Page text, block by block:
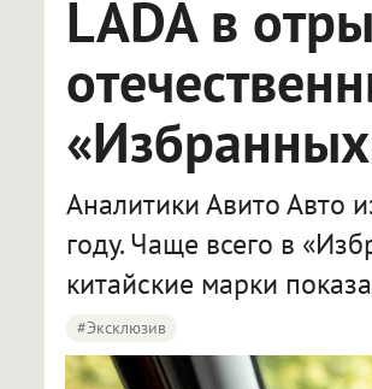
LADA в
Аналитики Авито Авто
году. Чаще всего в
китайские марки
#эксклюзив